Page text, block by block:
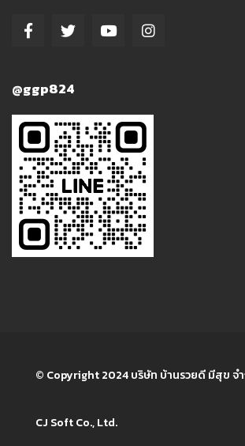
@ggp824
© Copyright 2024 บริษัท บ้านรวยดี มีสุข จ
CJ Soft Co., Ltd.